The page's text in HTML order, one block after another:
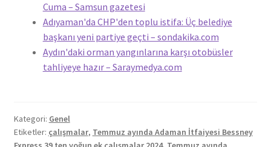
Cuma – Samsun gazetesi
Adıyaman'da CHP'den toplu istifa: Üç belediye
başkanı yeni partiye geçti – sondakika.com
Aydın'daki orman yangınlarına karşı otobüsler
tahliyeye hazır – Saraymedya.com
Kategori: Genel
Etiketler: çalışmalar, Temmuz ayında Adaman İtfaiyesi Bessney